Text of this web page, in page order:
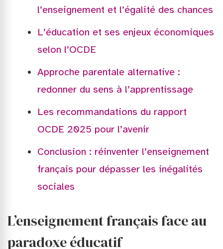
l’enseignement et l’égalité des chances
L’éducation et ses enjeux économiques
selon l’OCDE
Approche parentale alternative :
redonner du sens à l’apprentissage
Les recommandations du rapport
OCDE 2025 pour l’avenir
Conclusion : réinventer l’enseignement
français pour dépasser les inégalités
sociales
L’enseignement français face au
paradoxe éducatif